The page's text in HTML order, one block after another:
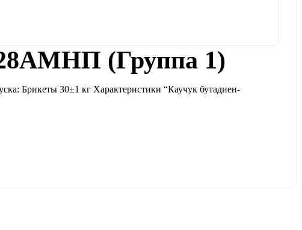
(Группа 1)
Брикеты 30±1 кг Характеристики “Каучук бутадиен-